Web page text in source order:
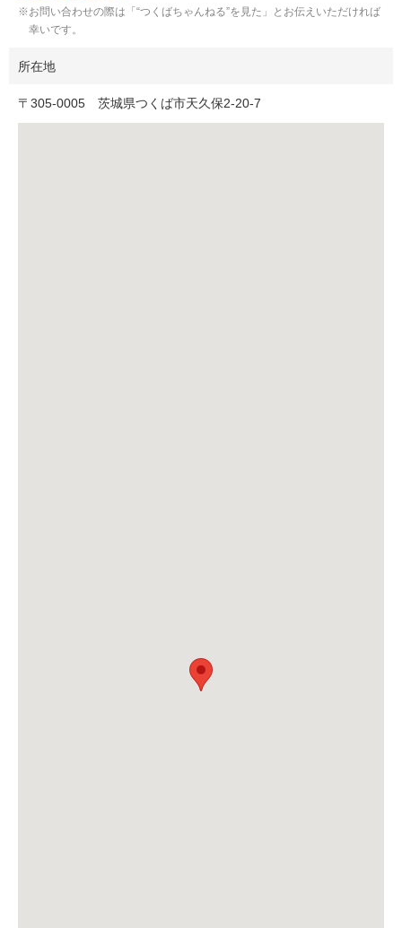
お問い合わせの際は「“つくばちゃんねる”を見た」とお伝えいただければ
幸いです。
所在地
〒 305-0005 茨城県つくば市天久保2-20-7